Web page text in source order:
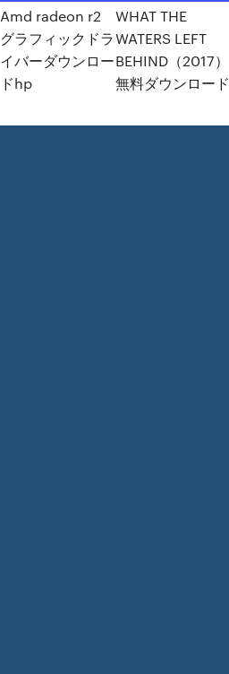
Amd radeon r2
グラフィックドラ
イバーダウンロー
ドhp
WHAT THE
WATERS LEFT
BEHIND（2017）
無料ダウンロード